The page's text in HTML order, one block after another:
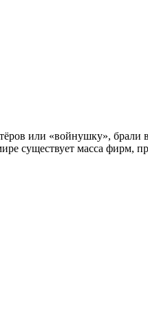
или «войнушку»,
существует масса фирм,